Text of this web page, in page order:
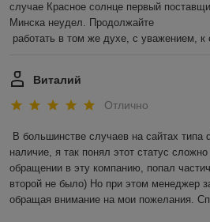
случае Красное солнце первый
Минска неудел. Продолжайте
работать в том же духе, с уважением, к
Виталий
Отлично
В большинстве случаев на сайтах типа
наличие, я так понял этот статус
обращении в эту компанию, попал
второй не было) Но при этом менеджер
обращая внимание на мои пожелания.